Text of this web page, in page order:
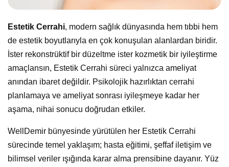
Estetik Cerrahi, modern sağlık dünyasında hem tıbbi hem
de estetik boyutlarıyla en çok konuşulan alanlardan biridir.
İster rekonstrüktif bir düzeltme ister kozmetik bir iyileştirme
amaçlansın, Estetik Cerrahi süreci yalnızca ameliyat
anından ibaret değildir. Psikolojik hazırlıktan cerrahi
planlamaya ve ameliyat sonrası iyileşmeye kadar her
aşama, nihai sonucu doğrudan etkiler.
WellDemir bünyesinde yürütülen her Estetik Cerrahi
sürecinde temel yaklaşım; hasta eğitimi, şeffaf iletişim ve
bilimsel veriler ışığında karar alma prensibine dayanır. Yüz